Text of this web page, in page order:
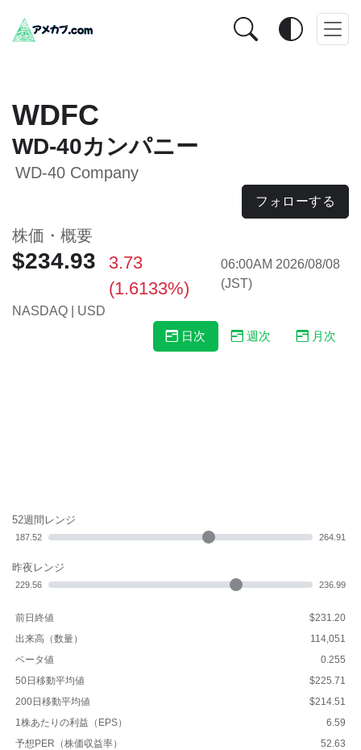
WDFC
WD-40カンパニー
WD-40 Company
フォローする
株価・概要
$234.93
3.73
(1.6133%)
06:00AM 2026/08/08
(JST)
NASDAQ | USD
日次
週次 月次
52週間レンジ
187.52 264.91
昨夜レンジ
229.56 236.99
前日終値
$231.20
出来高（数量）
114,051
ベータ値
0.255
50日移動平均値
$225.71
200日移動平均値
$214.51
1株あたりの利益（EPS）
6.59
予想PER（株価収益率）
52.63